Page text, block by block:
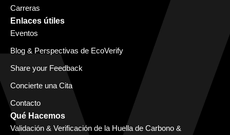
Carreras
Enlaces útiles
Eventos
Blog & Perspectivas de EcoVerify
Share your Feedback
Concierte una Cita
Contacto
Qué Hacemos
Validación & Verificación de la Huella de Carbono &